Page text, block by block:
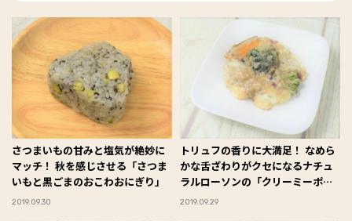
さつまいもの甘みと塩気が絶妙に
マッチ！ 秋を感じさせる「さつま
いもと黒ごまのおこわおにぎり」
2019.09.30
トリュフの香りに大満足！ なめら
かな舌ざわりがクセになるナチュ
ラルローソンの「クリーミーポテ
ト トリュフ風味」
2019.09.29